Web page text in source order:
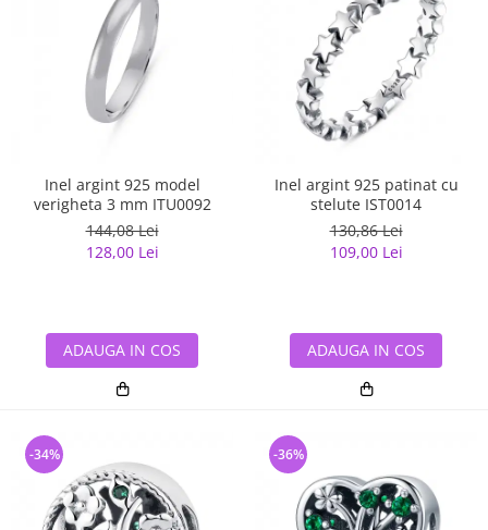
Inel argint 925 model
verigheta 3 mm ITU0092
144,08 Lei
128,00 Lei
ADAUGA IN COS
Inel argint 925 patinat cu
stelute IST0014
130,86 Lei
109,00 Lei
ADAUGA IN COS
-34% -36%